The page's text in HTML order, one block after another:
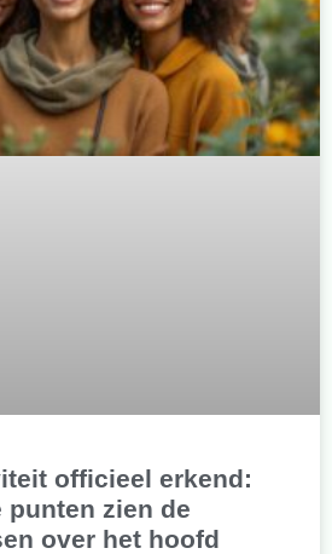
officieel erkend:
punten zien de
over het hoofd